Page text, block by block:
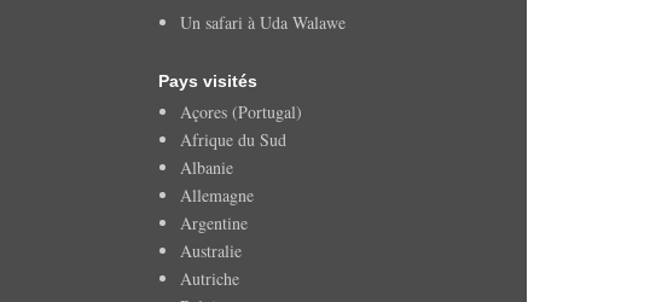
Un safari à Uda Walawe
Pays visités
Açores (Portugal)
Afrique du Sud
Albanie
Allemagne
Argentine
Australie
Autriche